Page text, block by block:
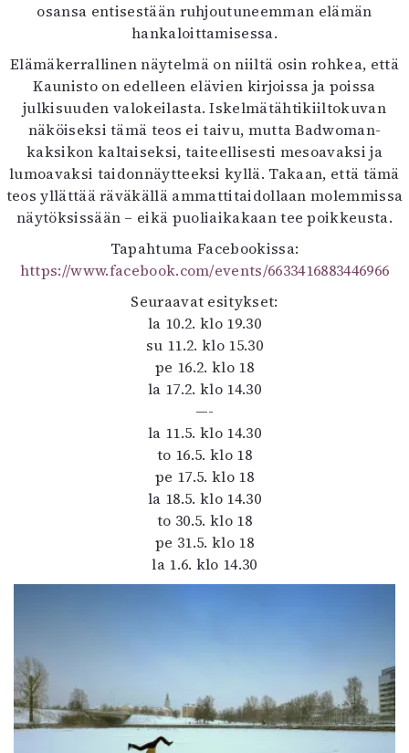
osansa entisestään ruhjoutuneemman elämän
hankaloittamisessa.
Elämäkerrallinen näytelmä on niiltä osin rohkea, että
Kaunisto on edelleen elävien kirjoissa ja poissa
julkisuuden valokeilasta. Iskelmätähtikiiltokuvan
näköiseksi tämä teos ei taivu, mutta Badwoman-
kaksikon kaltaiseksi, taiteellisesti mesoavaksi ja
lumoavaksi taidonnäytteeksi kyllä. Takaan, että tämä
teos yllättää räväkällä ammattitaidollaan molemmissa
näytöksissään – eikä puoliaikakaan tee poikkeusta.
Tapahtuma Facebookissa:
https://www.facebook.com/events/6633416883446966
Seuraavat esitykset:
la 10.2. klo 19.30
su 11.2. klo 15.30
pe 16.2. klo 18
la 17.2. klo 14.30
—-
la 11.5. klo 14.30
to 16.5. klo 18
pe 17.5. klo 18
la 18.5. klo 14.30
to 30.5. klo 18
pe 31.5. klo 18
la 1.6. klo 14.30